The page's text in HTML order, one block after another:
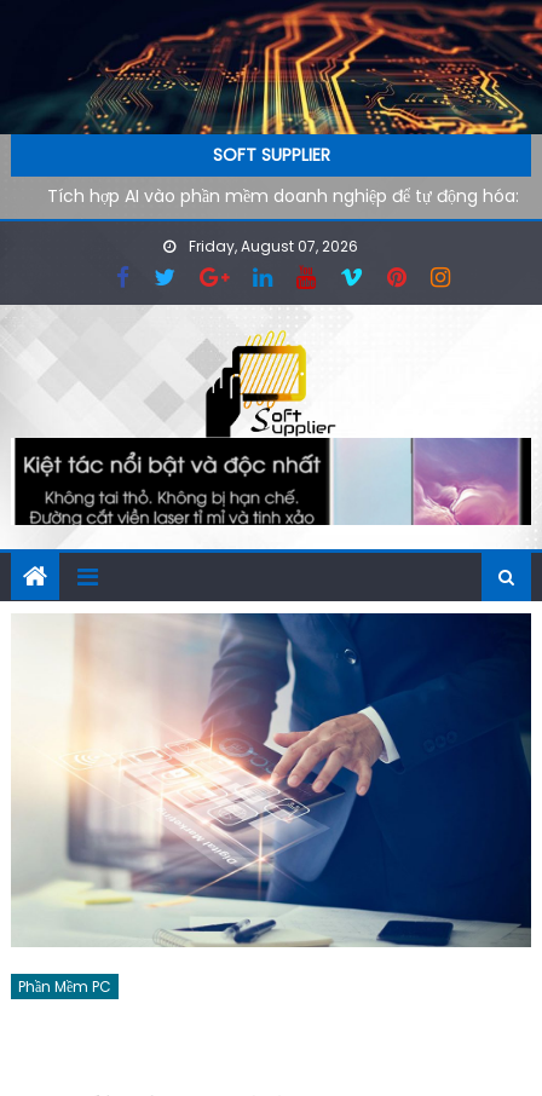
SOFT SUPPLIER
Tích hợp AI vào phần mềm doanh nghiệp để tự động hóa:
Lộ trình kỹ thuật từ pilot đến production
AI agent cho doanh nghiệp: Xu hướng phần mềm tự vận
hành trong kỷ nguyên tự động hóa
Công cụ AI hỗ trợ SEO kỹ thuật: cách audit website nhanh
hơn cho đội ngũ công nghệ
Ứng dụng AI cho phòng marketing: Tự động hóa tác vụ
Phần mềm AI cho doanh nghiệp: Tại sao tốc độ tải website
quyết định 40% khách hàng rời đi
Friday, August 07, 2026
Phần Mềm PC